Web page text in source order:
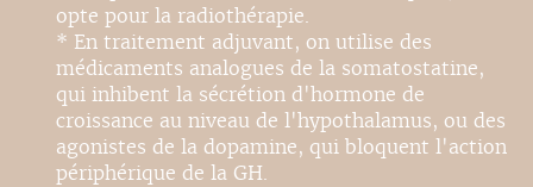
opte pour la radiothérapie.
* En traitement adjuvant, on utilise des
médicaments analogues de la somatostatine,
qui inhibent la sécrétion d'hormone de
croissance au niveau de l'hypothalamus, ou des
agonistes de la dopamine, qui bloquent l'action
périphérique de la GH.